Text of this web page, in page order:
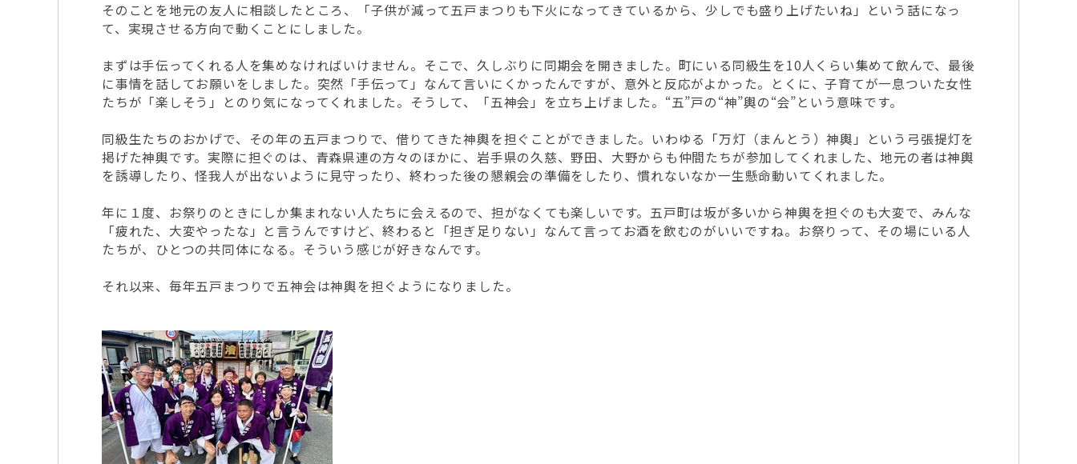
そのことを地元の友人に相談したところ、「子供が減って五戸まつりも下火になってきているから、少しでも盛り上げたいね」という話になっ
て、実現させる方向で動くことにしました。
まずは手伝ってくれる人を集めなければいけません。そこで、久しぶりに同期会を開きました。町にいる同級生を10人くらい集めて飲んで、最後
に事情を話してお願いをしました。突然「手伝って」なんて言いにくかったんですが、意外と反応がよかった。とくに、子育てが一息ついた女性
たちが「楽しそう」とのり気になってくれました。そうして、「五神会」を立ち上げました。“五”戸の“神”輿の“会”という意味です。
同級生たちのおかげで、その年の五戸まつりで、借りてきた神輿を担ぐことができました。いわゆる「万灯（まんとう）神輿」という弓張提灯を
掲げた神輿です。実際に担ぐのは、青森県連の方々のほかに、岩手県の久慈、野田、大野からも仲間たちが参加してくれました、地元の者は神輿
を誘導したり、怪我人が出ないように見守ったり、終わった後の懇親会の準備をしたり、慣れないなか一生懸命動いてくれました。
年に１度、お祭りのときにしか集まれない人たちに会えるので、担がなくても楽しいです。五戸町は坂が多いから神輿を担ぐのも大変で、みんな
「疲れた、大変やったな」と言うんですけど、終わると「担ぎ足りない」なんて言ってお酒を飲むのがいいですね。お祭りって、その場にいる人
たちが、ひとつの共同体になる。そういう感じが好きなんです。
それ以来、毎年五戸まつりで五神会は神輿を担ぐようになりました。